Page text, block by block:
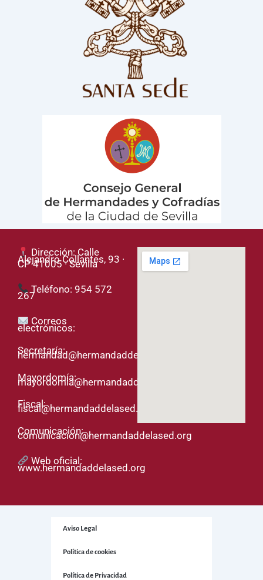
Dirección: Calle
Alejandro Collantes, 93 ·
CP 41005 · Sevilla
Teléfono: 954 572
267
Correos
electrónicos:
Secretaría:
hermandad@hermandaddelased.org
Mayordomía:
mayordomia@hermandaddelased.org
Fiscal:
fiscal@hermandaddelased.org
Comunicación:
comunicacion@hermandaddelased.org
Web oficial:
www.hermandaddelased.org
Aviso Legal
Política de cookies
Política de Privacidad